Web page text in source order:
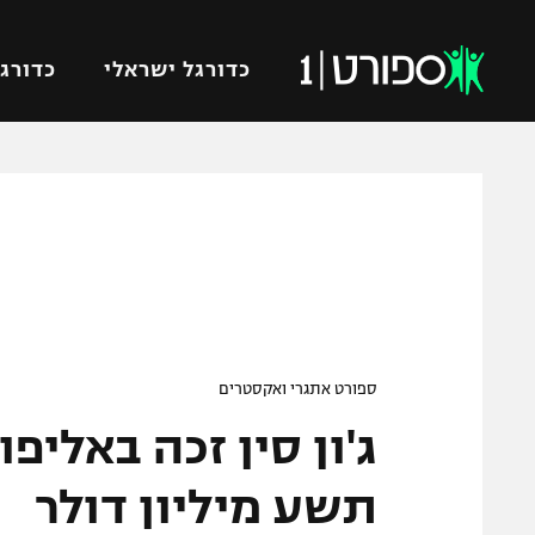
כדורגל ישראלי
ברחבה
"מעל הליגה" – פודקאסט
"מחצית בשכונה" – פודקאסט
מכבי
בית"ר
ספורט אתגרי ואקסטרים
ג'ון סין זכה
תשע מיליון דולר